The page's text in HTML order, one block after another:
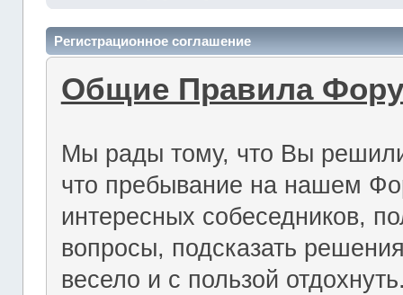
Регистрационное соглашение
Общие Правила
Мы рады тому, что Вы
что пребывание на нашем
интересных собеседников,
вопросы, подсказать
весело и с пользой